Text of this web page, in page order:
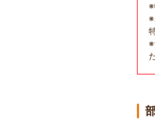
※
※
※